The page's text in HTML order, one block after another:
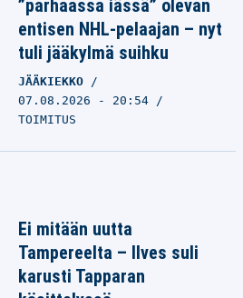
”parhaassa iässä” olevan
entisen NHL-pelaajan – nyt
tuli jääkylmä suihku
JÄÄKIEKKO
07.08.2026 - 20:54
TOIMITUS
Ei mitään uutta
Tampereelta – Ilves suli
karusti Tapparan